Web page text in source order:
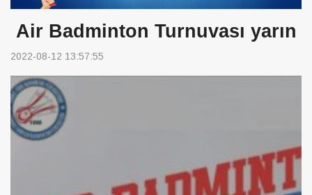
Air Badminton Turnuvası yarın
2022-08-12 13:57:55